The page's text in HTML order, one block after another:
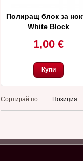
Полиращ блок за
White Block
1,00 €
Купи
Сортирай по Позиция